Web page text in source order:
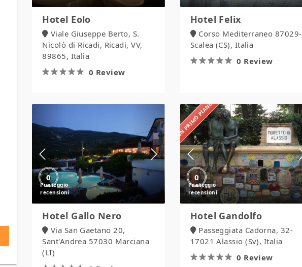
Hotel Eolo
Viale Giuseppe Berto, S.
Nicolò di Ricadi, Ricadi, VV,
89865, Italia
0 Review
Hotel Felix
Corso Mediterraneo 87029-
Scalea (CS), Italia
0 Review
0
Nero
Hotel Gallo Nero
Via San Gaetano 20,
Sant'Andrea 57030 Marciana
(LI)
IN PRIMO PIANO
0
Hotel
Gandolfo
Hotel Gandolfo
Passeggiata Cadorna, 32-
17021 Alassio (Sv), Italia
0 Review